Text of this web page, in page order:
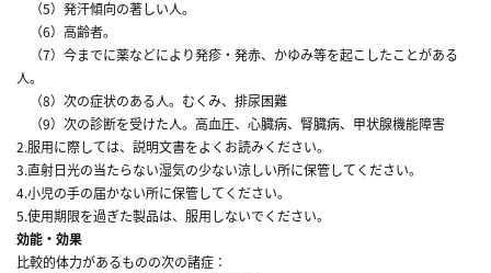
（5）発汗傾向の著しい人。
（6）高齢者。
（7）今までに薬などにより発疹・発赤、かゆみ等を起こしたことがある
人。
（8）次の症状のある人。むくみ、排尿困難
（9）次の診断を受けた人。高血圧、心臓病、腎臓病、甲状腺機能障害
2.服用に際しては、説明文書をよくお読みください。
3.直射日光の当たらない湿気の少ない涼しい所に保管してください。
4.小児の手の届かない所に保管してください。
5.使用期限を過ぎた製品は、服用しないでください。
効能・効果
比較的体力があるものの次の諸症：